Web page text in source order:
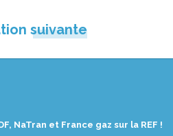
suivante
NaTran et France gaz sur la REF !